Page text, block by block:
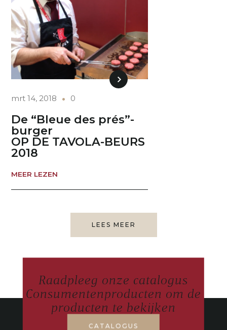
mrt 14, 2018 0
De “Bleue des prés”-
burger
OP DE TAVOLA-BEURS
2018
MEER LEZEN
LEES MEER
Raadpleeg onze catalogus
Consumentenproducten om de
producten te bekijken
CATALOGUS